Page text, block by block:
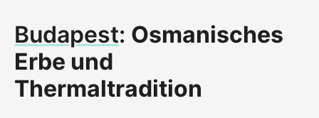
Budapest: Osmanisches
Erbe und
Thermaltradition